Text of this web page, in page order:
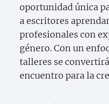
oportunidad única
a escritores
profesionales con
género. Con un
talleres se
encuentro para la